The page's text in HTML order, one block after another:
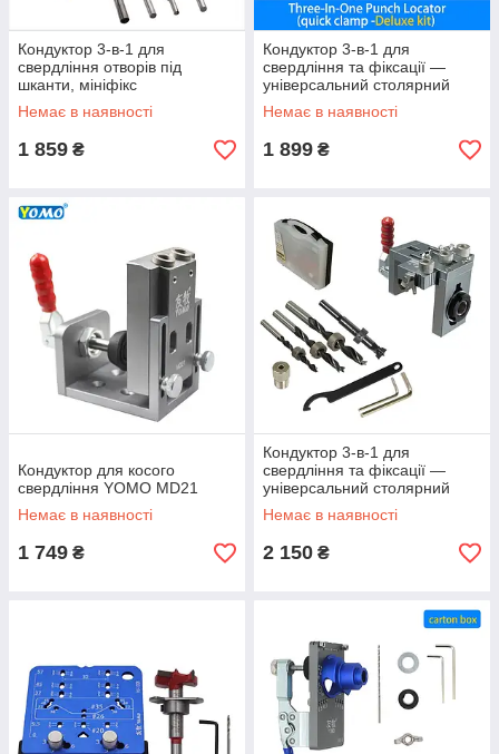
Кондуктор 3-в-1 для
свердління отворів під
шканти, мініфікс
Немає в наявності
1 859 ₴
Кондуктор 3-в-1 для
свердління та фіксації —
універсальний столярний
шаблон із швидким
затискачем V2
Немає в наявності
1 899 ₴
Кондуктор для косого
свердління YOMO MD21
Немає в наявності
1 749 ₴
Кондуктор 3-в-1 для
свердління та фіксації —
універсальний столярний
шаблон із швидким
затискачем V3
Немає в наявності
2 150 ₴